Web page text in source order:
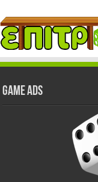
GAME ADS